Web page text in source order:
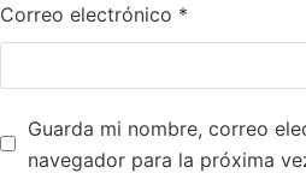
Correo electrónico *
Guarda mi nombre, correo
navegador para la próxima